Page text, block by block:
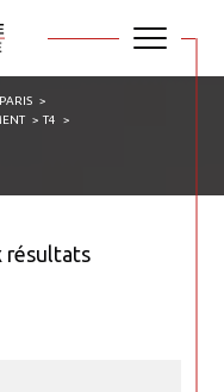
PARIS
T4
résultats